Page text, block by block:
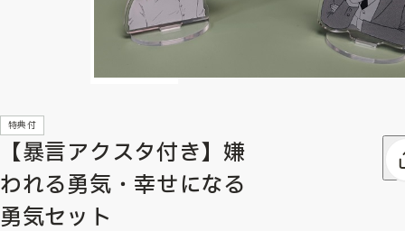
特典付
【暴言アクスタ付き】嫌
われる勇気・幸せになる
勇気セット